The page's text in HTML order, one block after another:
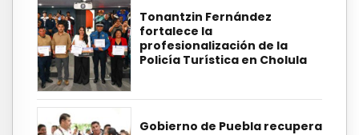
Tonantzin Fernández
fortalece la
profesionalización de la
Policía Turística en Cholula
Gobierno de Puebla recupera